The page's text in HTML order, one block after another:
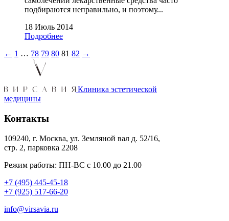
подбираются неправильно, и поэтому...
18 Июль 2014
Подробнее
← 1 … 78 79 80 81 82 →
Клиника эстетической
медицины
Контакты
109240, г. Москва, ул. Земляной вал д. 52/16,
стр. 2, парковка 2208
Режим работы: ПН-ВС с 10.00 до 21.00
+7 (495) 445-45-18
+7 (925) 517-66-20
info@virsavia.ru